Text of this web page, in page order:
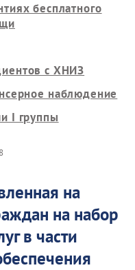
бесплатного
с ХНИЗ
наблюдение
I группы
на
на набор
в части